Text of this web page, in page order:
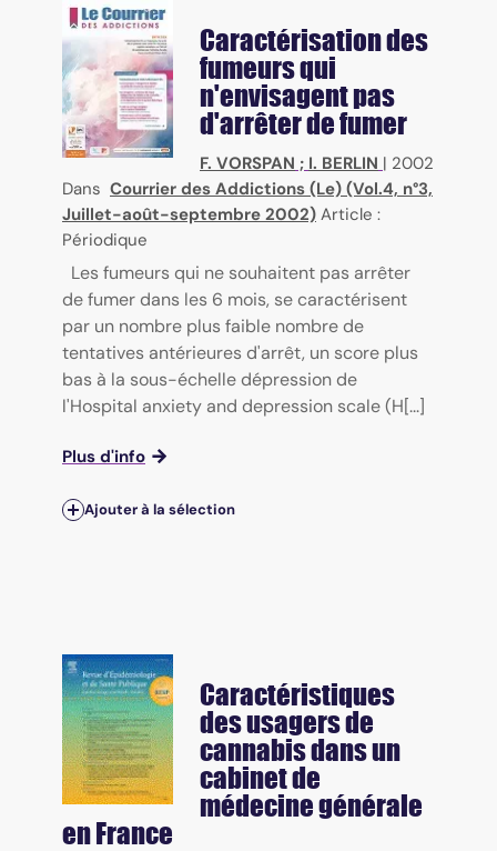
Caractérisation des
fumeurs qui
n'envisagent pas
d'arrêter de fumer
F. VORSPAN ; I. BERLIN | 2002
Dans Courrier des Addictions (Le) (Vol.4, n°3,
Juillet-août-septembre 2002) Article :
Périodique
Les fumeurs qui ne souhaitent pas arrêter
de fumer dans les 6 mois, se caractérisent
par un nombre plus faible nombre de
tentatives antérieures d'arrêt, un score plus
bas à la sous-échelle dépression de
l'Hospital anxiety and depression scale (H[...]
Plus d'info
Ajouter à la sélection
Caractéristiques
des usagers de
cannabis dans un
cabinet de
médecine générale
en France